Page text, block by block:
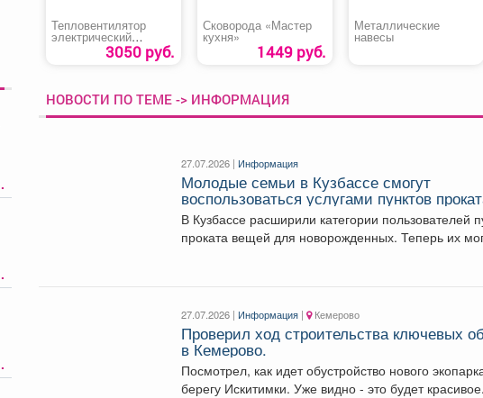
Тепловентилятор
электрический
керамический «Denzel
DTFC-1200»3050 руб.
Сковорода «Мастер
кухня»
1449 руб.
Металлические
навесы
НОВОСТИ ПО ТЕМЕ -> ИНФОРМАЦИЯ
27.07.2026 | Информация
Молодые семьи в Кузбассе смогут
воспользоваться услугами пунктов
вещей для новорожденных
В Кузбассе расширили категории пользователей
проката вещей для новорожденных. Теперь их
27.07.2026 | Информация | Кемерово
Проверил ход строительства ключевых
в Кемерово.
Посмотрел, как идет обустройство нового
берегу Искитимки. Уже видно - это будет